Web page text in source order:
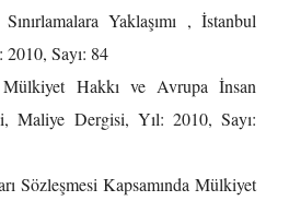
Yaklaşımı , İstanbul
Sayı: 84
Hakkı ve Avrupa İnsan
Maliye Dergisi, Yıl: 2010, Sayı:
Sözleşmesi Kapsamında Mülkiyet